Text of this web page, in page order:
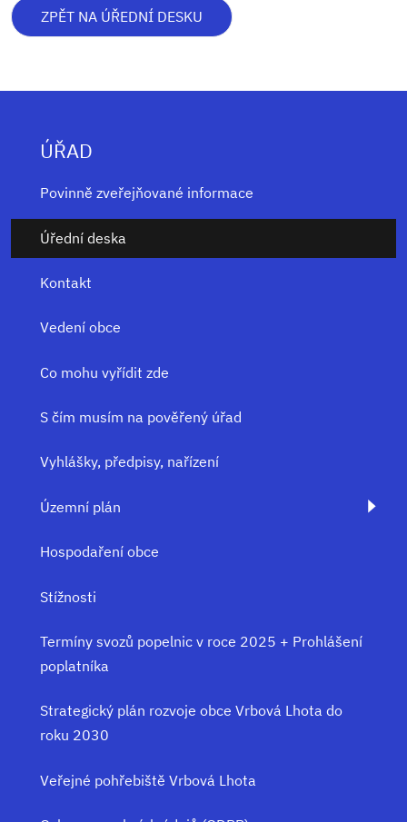
ZPĚT NA ÚŘEDNÍ DESKU
ÚŘAD
Povinně zveřejňované informace
Úřední deska
Kontakt
Vedení obce
Co mohu vyřídit zde
S čím musím na pověřený úřad
Vyhlášky, předpisy, nařízení
Územní plán
Hospodaření obce
Stížnosti
Termíny svozů popelnic v roce 2025 + Prohlášení
poplatníka
Strategický plán rozvoje obce Vrbová Lhota do
roku 2030
Veřejné pohřebiště Vrbová Lhota